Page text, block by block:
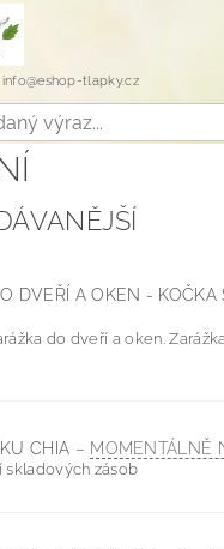
info@eshop-tlapky.cz
DVEŘÍ A OKEN - KOČKA
do dveří a oken.
CHIA – MOMENTÁLNĚ
skladových zásob